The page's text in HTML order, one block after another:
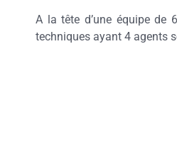
A la tête d’une équipe de
techniques ayant 4 agents